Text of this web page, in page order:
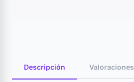
Descripción Valoraciones